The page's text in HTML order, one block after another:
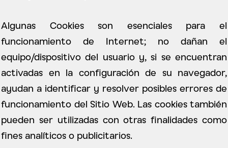
Algunas Cookies son esenciales para el
funcionamiento de Internet; no dañan el
equipo/dispositivo del usuario y, si se encuentran
activadas en la configuración de su navegador,
ayudan a identificar y resolver posibles errores de
funcionamiento del Sitio Web. Las cookies también
pueden ser utilizadas con otras finalidades como
fines analíticos o publicitarios.